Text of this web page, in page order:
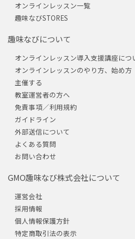
オンラインレッスン一覧
趣味なびSTORES
趣味なびについて
オンラインレッスン導入支援講座につ
オンラインレッスンのやり方、始め方
主催する
教室運営者の方へ
免責事項／利用規約
ガイドライン
外部送信について
よくある質問
お問い合わせ
GMO趣味なび株式会社について
運営会社
採用情報
個人情報保護方針
特定商取引法の表示